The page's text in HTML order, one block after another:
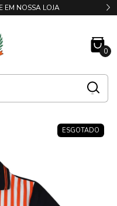
EM NOSSA LOJA
0
ESGOTADO